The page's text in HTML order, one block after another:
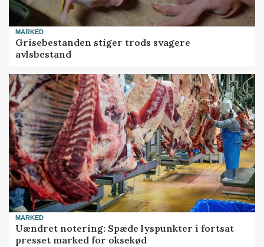
MARKED
Grisebestanden stiger trods svagere
avlsbestand
MARKED
Uændret notering: Spæde lyspunkter i fortsat
presset marked for oksekød